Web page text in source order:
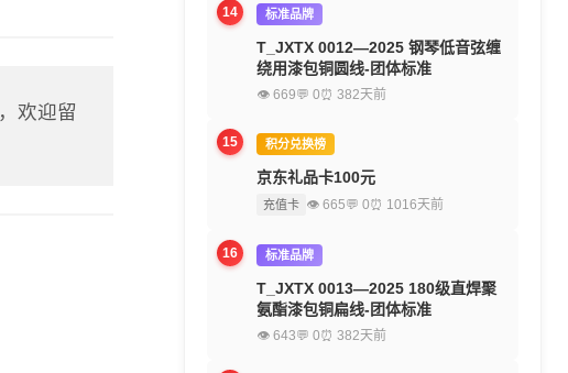
，欢迎留
14 标准品牌
T_JXTX 0012—2025 钢琴低音弦缠
绕用漆包铜圆线-团体标准
👁 669💬 0⏰ 382天前
15 积分兑换榜
京东礼品卡100元
充值卡 👁 665💬 0⏰ 1016天前
16 标准品牌
T_JXTX 0013—2025 180级直焊聚
氨酯漆包铜扁线-团体标准
👁 643💬 0⏰ 382天前